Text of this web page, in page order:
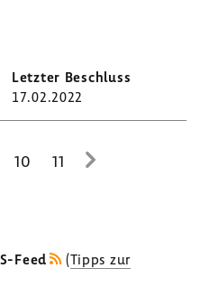
17.02.2022
10 11
zur
Feed (Tipps zur